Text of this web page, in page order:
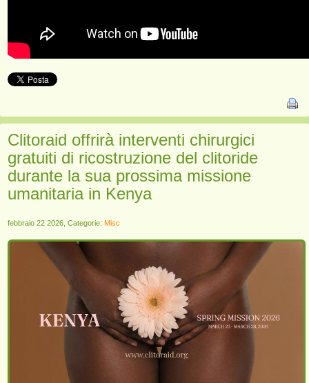
Clitoraid offrirà interventi chirurgici
gratuiti di ricostruzione del clitoride
durante la sua prossima missione
umanitaria in Kenya
febbraio 22 2026, Categorie: Misc